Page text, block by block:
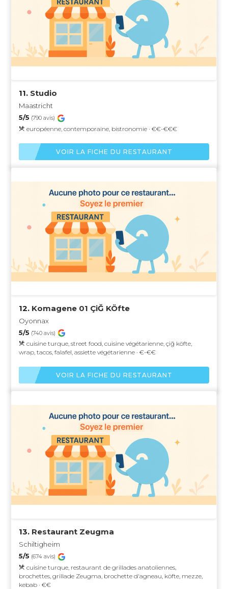
11. Studio
Maastricht
5/5 (790 avis)
européenne, contemporaine, bistronomie · €€-€€€
VOIR LA FICHE DU RESTAURANT
12. Komagene 01 ÇiĞ KÖfte
Oyonnax
5/5 (740 avis)
cuisine turque, street food, cuisine végétarienne, çiğ köfte,
wrap, tacos, falafel, assiette végétarienne · €-€€
VOIR LA FICHE DU RESTAURANT
13. Restaurant Zeugma
Schiltigheim
5/5 (674 avis)
cuisine turque, restaurant de grillades anatoliennes,
brochettes, grillade Zeugma, brochette d'agneau, köfte, mezze,
kebab · €€